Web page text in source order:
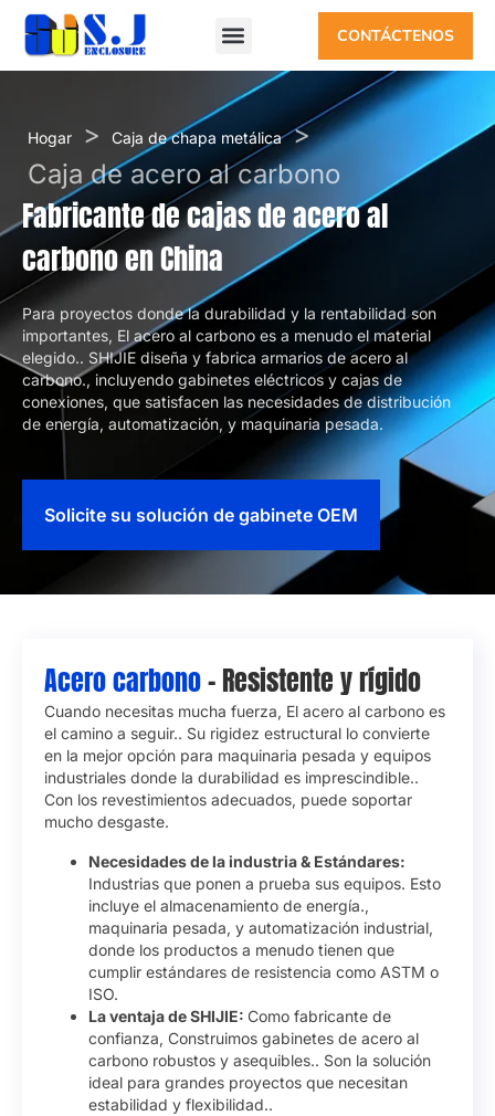
CONTÁCTENOS
Hogar > Caja de chapa metálica >
Caja de acero al carbono
Fabricante de cajas de acero al
carbono en China
Para proyectos donde la durabilidad y la rentabilidad son
importantes, El acero al carbono es a menudo el material
elegido.. SHIJIE diseña y fabrica armarios de acero al
carbono., incluyendo gabinetes eléctricos y cajas de
conexiones, que satisfacen las necesidades de distribución
de energía, automatización, y maquinaria pesada.
Solicite su solución de gabinete OEM
Acero carbono– Resistente y rígido
Cuando necesitas mucha fuerza, El acero al carbono es
el camino a seguir.. Su rigidez estructural lo convierte
en la mejor opción para maquinaria pesada y equipos
industriales donde la durabilidad es imprescindible..
Con los revestimientos adecuados, puede soportar
mucho desgaste.
Necesidades de la industria & Estándares:
Industrias que ponen a prueba sus equipos. Esto
incluye el almacenamiento de energía.,
maquinaria pesada, y automatización industrial,
donde los productos a menudo tienen que
cumplir estándares de resistencia como ASTM o
ISO.
La ventaja de SHIJIE: Como fabricante de
confianza, Construimos gabinetes de acero al
carbono robustos y asequibles.. Son la solución
ideal para grandes proyectos que necesitan
estabilidad y flexibilidad..